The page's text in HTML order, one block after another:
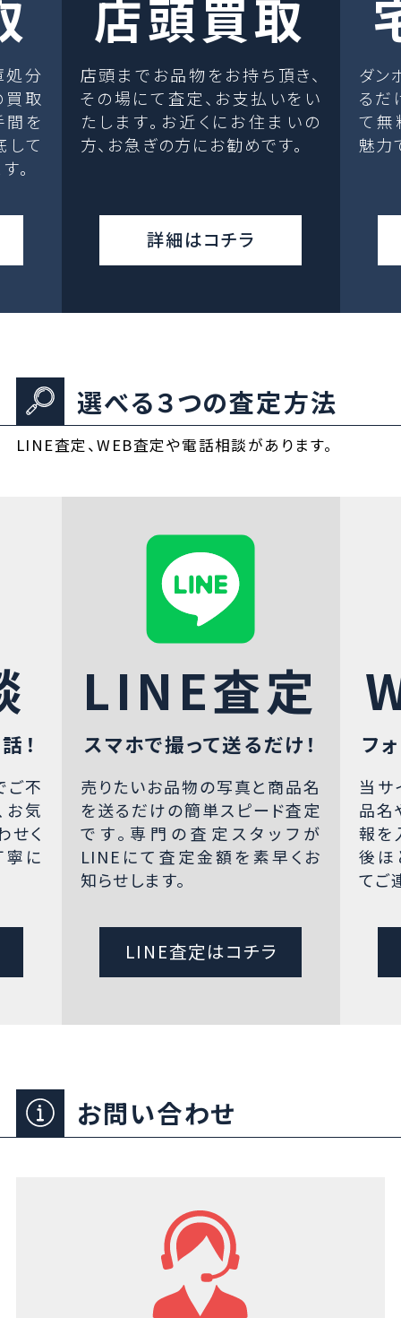
処分
取
間を
して
。
店頭買取
店頭までお品物をお持ち頂き、
その場にて査定、お支払いをい
たします。お近くにお住まいの
方、お急ぎの方にお勧めです。
詳細はコチラ
ダン
るだ
て無
魅力
選べる３つの査定方法
LINE査定、WEB査定や電話相談があります。
！
ご不
お気
せく
寧に
LINE査定
スマホで撮って送るだけ！
売りたいお品物の写真と商品名
を送るだけの簡単スピード査定
です。専門の査定スタッフが
LINEにて査定金額を素早くお
知らせします。
LINE査定はコチラ
フ
当サ
品名
報を
後ほ
てご
お問い合わせ